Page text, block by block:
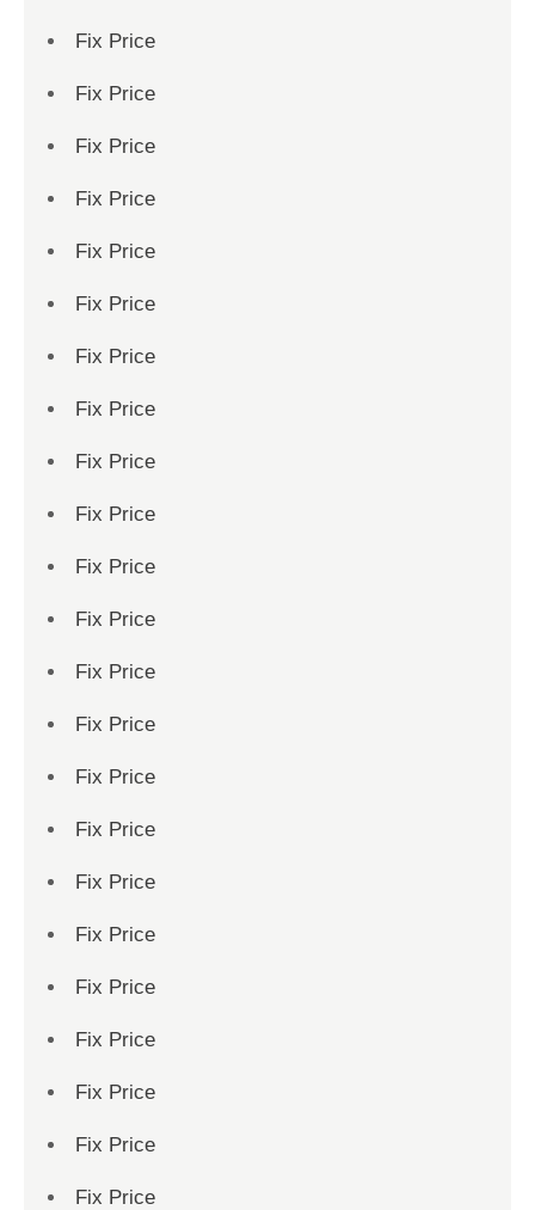
Fix Price
Fix Price
Fix Price
Fix Price
Fix Price
Fix Price
Fix Price
Fix Price
Fix Price
Fix Price
Fix Price
Fix Price
Fix Price
Fix Price
Fix Price
Fix Price
Fix Price
Fix Price
Fix Price
Fix Price
Fix Price
Fix Price
Fix Price